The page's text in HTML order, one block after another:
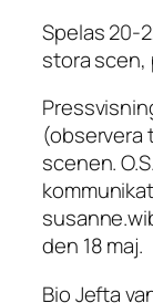
Spelas 20-
stora scen,
(observera
scenen.
den 18 maj.
Bio Jefta